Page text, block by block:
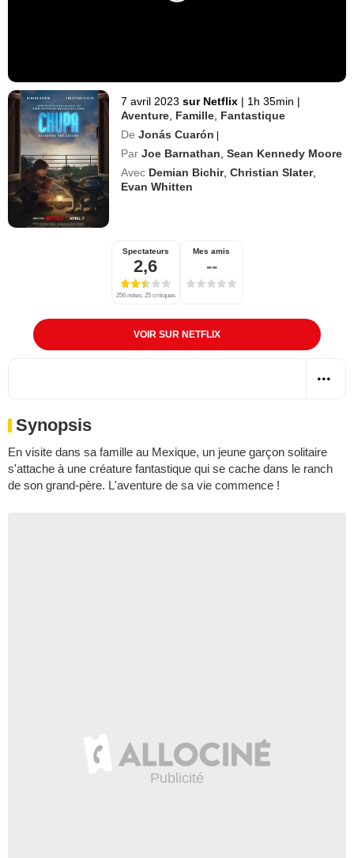
7 avril 2023 sur Netflix | 1h 35min |
Aventure Famille Fantastique
De Jonás Cuarón |
Par Joe Barnathan ,Sean Kennedy Moore
Avec Demian Bichir,Christian Slater,
Evan Whitten
Spectateurs
2,6
256 notes, 25 critiques
Mes amis
--
VOIR SUR NETFLIX
Synopsis
En visite dans sa famille au Mexique, un jeune garçon solitaire
s'attache à une créature fantastique qui se cache dans le ranch
de son grand-père. L'aventure de sa vie commence !